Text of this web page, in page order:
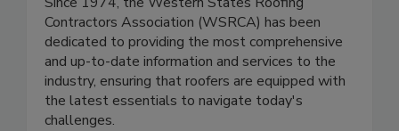
Contractors Association (WSRCA) has been
dedicated to providing the most comprehensive
and up-to-date information and services to the
industry, ensuring that roofers are equipped with
the latest essentials to navigate today's
challenges.